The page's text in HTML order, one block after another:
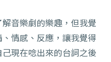
解音樂劇的樂趣，但我覺
情感、反應，讓我覺得
現在唸出來的台詞之後